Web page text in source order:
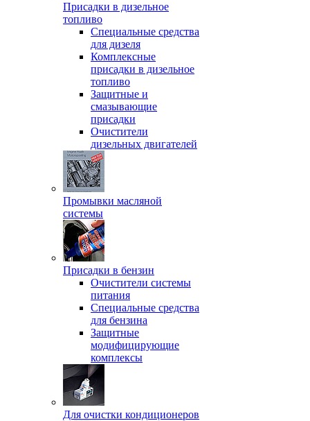
Присадки в дизельное
топливо
Спeциальные средства
для дизеля
Комплексные
присадки в дизельное
топливо
Защитные и
смазывающие
присадки
Очистители
дизельных двигателей
Промывки масляной
системы
Присадки в бензин
Очистители системы
питания
Специальные срeдства
для бензина
Защитные
модифицирующие
комплексы
Для очистки кондиционеров